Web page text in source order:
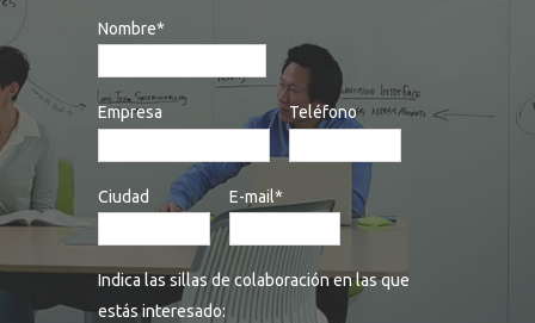
Nombre*
Empresa Teléfono
Ciudad E-mail*
Indica las sillas de colaboración en las que
estás interesado: